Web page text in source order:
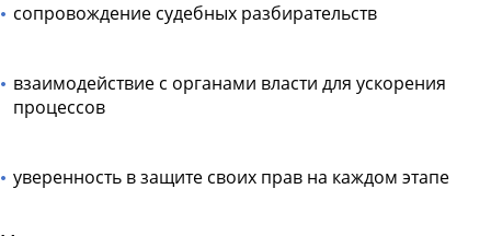
сопровождение судебных разбирательств
взаимодействие с органами власти для ускорения
процессов
уверенность в защите своих прав на каждом этапе